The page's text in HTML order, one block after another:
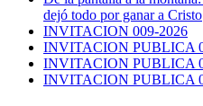
dejó todo por ganar a Cristo
INVITACION 009-2026
INVITACION PUBLICA
INVITACION PUBLICA
INVITACION PUBLICA